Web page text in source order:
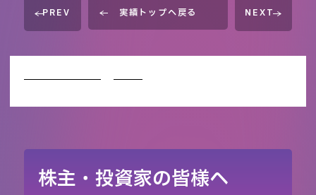
PREV 実績トップへ戻る NEXT
株主・投資家の皆様へ